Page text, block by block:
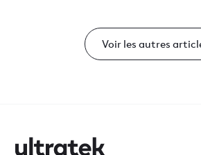
Voir les autres